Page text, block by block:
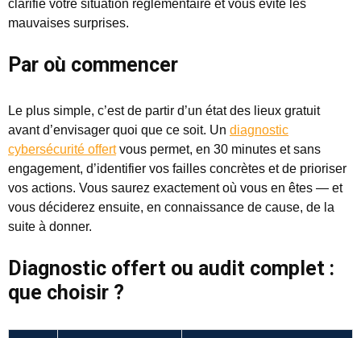
clarifie votre situation réglementaire et vous évite les
mauvaises surprises.
Par où commencer
Le plus simple, c’est de partir d’un état des lieux gratuit
avant d’envisager quoi que ce soit. Un diagnostic
cybersécurité offertvous permet, en 30 minutes et sans
engagement, d’identifier vos failles concrètes et de prioriser
vos actions. Vous saurez exactement où vous en êtes — et
vous déciderez ensuite, en connaissance de cause, de la
suite à donner.
Diagnostic offert ou audit complet :
que choisir ?